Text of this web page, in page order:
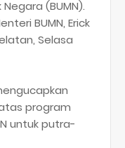
(BUMN).
BUMN, Erick
Selasa
program
untuk putra-